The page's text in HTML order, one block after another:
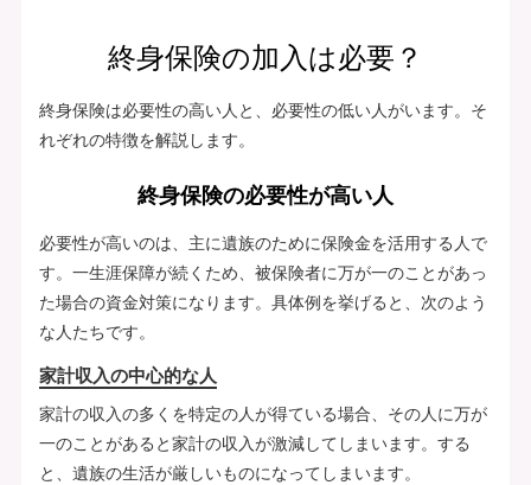
終身保険の加入は必要？
終身保険は必要性の高い人と、必要性の低い人がいます。そ
れぞれの特徴を解説します。
終身保険の必要性が高い人
必要性が高いのは、主に遺族のために保険金を活用する人で
す。一生涯保障が続くため、被保険者に万が一のことがあっ
た場合の資金対策になります。具体例を挙げると、次のよう
な人たちです。
家計収入の中心的な人
家計の収入の多くを特定の人が得ている場合、その人に万が
一のことがあると家計の収入が激減してしまいます。する
と、遺族の生活が厳しいものになってしまいます。